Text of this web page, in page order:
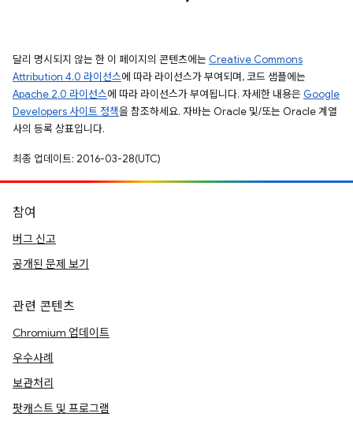
달리 명시되지 않는 한 이 페이지의 콘텐츠에는 Creative Commons
Attribution 4.0 라이선스에 따라 라이선스가 부여되며, 코드 샘플에는
Apache 2.0 라이선스에 따라 라이선스가 부여됩니다. 자세한 내용은 Google
Developers 사이트 정책을 참조하세요. 자바는 Oracle 및/또는 Oracle 계열
사의 등록 상표입니다.
최종 업데이트: 2016-03-28(UTC)
참여
버그 신고
공개된 문제 보기
관련 콘텐츠
Chromium 업데이트
우수사례
보관처리
팟캐스트 및 프로그램